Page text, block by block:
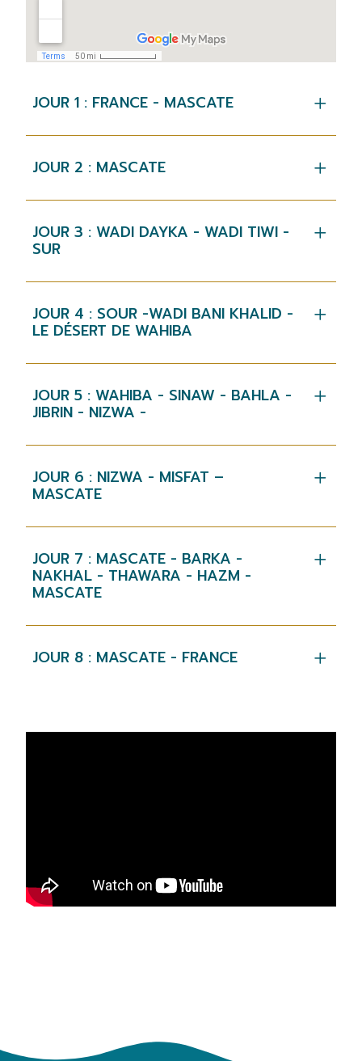
JOUR 1 : FRANCE - MASCATE
JOUR 2 : MASCATE
JOUR 3 : WADI DAYKA - WADI TIWI -
SUR
JOUR 4 : SOUR -WADI BANI KHALID -
LE DÉSERT DE WAHIBA
JOUR 5 : WAHIBA - SINAW - BAHLA -
JIBRIN - NIZWA -
JOUR 6 : NIZWA - MISFAT –
MASCATE
JOUR 7 : MASCATE - BARKA -
NAKHAL - THAWARA - HAZM -
MASCATE
JOUR 8 : MASCATE - FRANCE